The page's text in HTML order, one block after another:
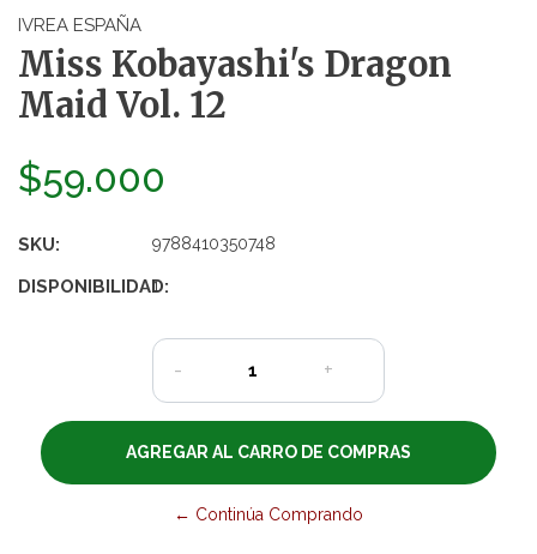
IVREA ESPAÑA
Miss Kobayashi's Dragon
Maid Vol. 12
$59.000
SKU: 9788410350748
DISPONIBILIDAD:
1
- +
← Continúa Comprando